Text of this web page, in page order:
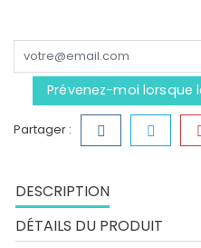
Prévenez-moi lorsque
Partager :
DESCRIPTION
DÉTAILS DU PRODUIT